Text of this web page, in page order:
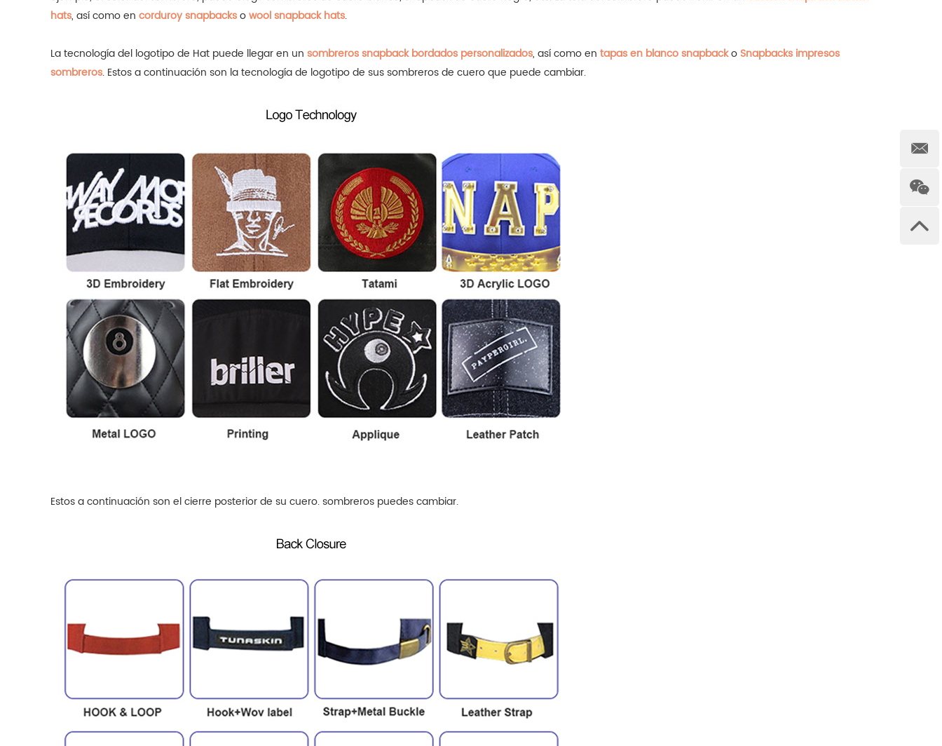
hats, así como en corduroy snapbacksowool snapback hats.
La tecnología del logotipo de Hat puede llegar en un sombreros snapback bordados personalizados, así como en tapas en blanco snapbacko Snapbacks impresos
sombreros. Estos a continuación son la tecnología de logotipo de sus sombreros de cuero que puede cambiar.
Estos a continuación son el cierre posterior de su cuero.sombreros puedes cambiar.